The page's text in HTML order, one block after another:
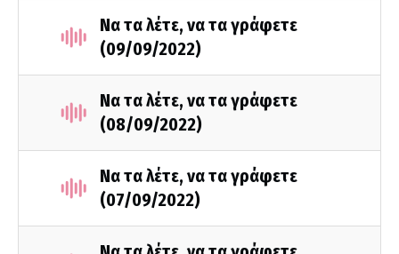
Να τα λέτε, να τα γράφετε
(09/09/2022)
Να τα λέτε, να τα γράφετε
(08/09/2022)
Να τα λέτε, να τα γράφετε
(07/09/2022)